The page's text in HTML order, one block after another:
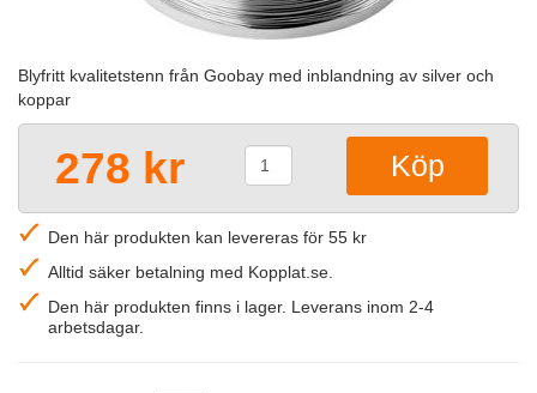
Blyfritt kvalitetstenn från Goobay med inblandning av silver och
koppar
278 kr
Den här produkten kan levereras för 55 kr
Alltid säker betalning med Kopplat.se.
Den här produkten finns i lager. Leverans inom 2-4
arbetsdagar.